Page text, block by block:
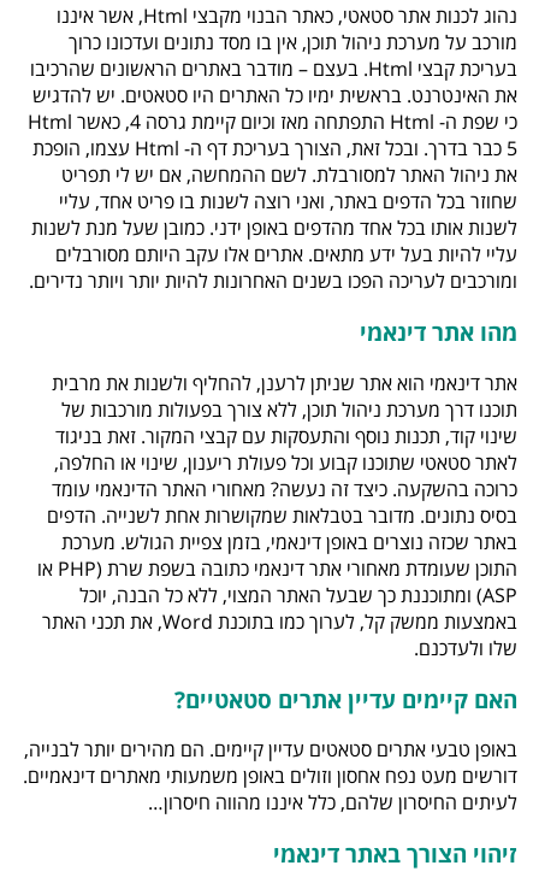
נהוג לכנות אתר סטאטי, כאתר הבנוי מקבצי Html, אשר איננו
מורכב על מערכת ניהול תוכן, אין בו מסד נתונים ועדכונו כרוך
בעריכת קבצי Html. בעצם – מודבר באתרים הראשונים שהרכיבו
את האינטרנט. בראשית ימיו כל האתרים היו סטאטים. יש להדגיש
כי שפת ה- Html התפתחה מאז וכיום קיימת גרסה 4, כאשר Html
5 כבר בדרך. ובכל זאת, הצורך בעריכת דף ה- Html עצמו, הופכת
את ניהול האתר למסורבלת. לשם ההמחשה, אם יש לי תפריט
שחוזר בכל הדפים באתר, ואני רוצה לשנות בו פריט אחד, עליי
לשנות אותו בכל אחד מהדפים באופן ידני. כמובן שעל מנת לשנות
עליי להיות בעל ידע מתאים. אתרים אלו עקב היותם מסורבלים
ומורכבים לעריכה הפכו בשנים האחרונות להיות יותר ויותר נדירים.
מהו אתר דינאמי
אתר דינאמי הוא אתר שניתן לרענן, להחליף ולשנות את מרבית
תוכנו דרך מערכת ניהול תוכן, ללא צורך בפעולות מורכבות של
שינוי קוד, תכנות נוסף והתעסקות עם קבצי המקור. זאת בניגוד
לאתר סטאטי שתוכנו קבוע וכל פעולת ריענון, שינוי או החלפה,
כרוכה בהשקעה. כיצד זה נעשה? מאחורי האתר הדינאמי עומד
בסיס נתונים. מדובר בטבלאות שמקושרות אחת לשנייה. הדפים
באתר שכזה נוצרים באופן דינאמי, בזמן צפיית הגולש. מערכת
התוכן שעומדת מאחורי אתר דינאמי כתובה בשפת שרת (PHP או
ASP) ומתוכננת כך שבעל האתר המצוי, ללא כל הבנה, יוכל
באמצעות ממשק קל, לערוך כמו בתוכנת Word, את תכני האתר
שלו ולעדכנם.
האם קיימים עדיין אתרים סטאטיים?
באופן טבעי אתרים סטאטים עדיין קיימים. הם מהירים יותר לבנייה,
דורשים מעט נפח אחסון וזולים באופן משמעותי מאתרים דינאמיים.
לעיתים החיסרון שלהם, כלל איננו מהווה חיסרון…
זיהוי הצורך באתר דינאמי